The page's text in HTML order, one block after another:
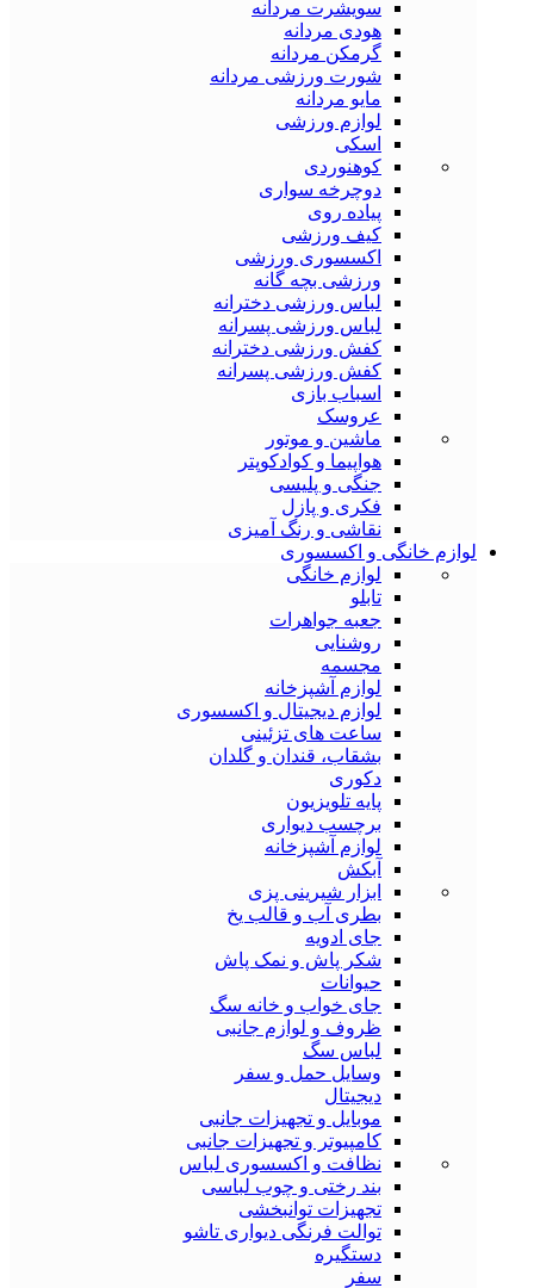
سویشرت مردانه
هودی مردانه
گرمکن مردانه
شورت ورزشی مردانه
مایو مردانه
لوازم ورزشی
اسکی
کوهنوردی
دوچرخه سواری
پیاده روی
کیف ورزشی
اکسسوری ورزشی
ورزشی بچه گانه
لباس ورزشی دخترانه
لباس ورزشی پسرانه
کفش ورزشی دخترانه
کفش ورزشی پسرانه
اسباب بازی
عروسک
ماشین و موتور
هواپیما و کوادکوپتر
جنگی و پلیسی
فکری و پازل
نقاشی و رنگ آمیزی
لوازم خانگی و اکسسوری
لوازم خانگی
تابلو
جعبه جواهرات
روشنایی
مجسمه
لوازم آشپزخانه
لوازم دیجیتال و اکسسوری
ساعت های تزئینی
بشقاب، قندان و گلدان
دکوری
پایه تلویزیون
برچسب دیواری
لوازم آشپزخانه
آبکش
ابزار شیرینی پزی
بطری آب و قالب یخ
جای ادویه
شکر پاش و نمک پاش
حیوانات
جای خواب و خانه سگ
ظروف و لوازم جانبی
لباس سگ
وسایل حمل و سفر
دیجیتال
موبایل و تجهیزات جانبی
کامپیوتر و تجهیزات جانبی
نظافت و اکسسوری لباس
بند رختی و چوب لباسی
تجهیزات توانبخشی
توالت فرنگی دیواری تاشو
دستگیره
سفر